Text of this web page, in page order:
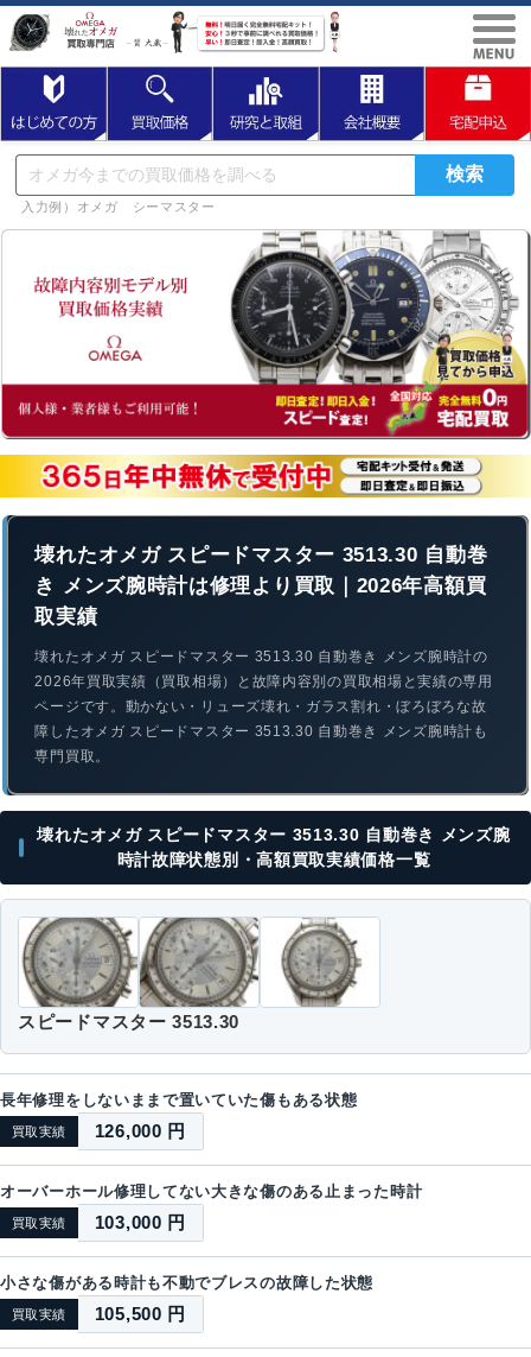
入力例）オメガ シーマスター
壊れたオメガ スピードマスター 3513.30 自動巻
き メンズ腕時計は修理より買取｜2026年高額買
取実績
壊れたオメガ スピードマスター 3513.30 自動巻き メンズ腕時計の
2026年買取実績（買取相場）と故障内容別の買取相場と実績の専用
ページです。動かない・リューズ壊れ・ガラス割れ・ぼろぼろな故
障したオメガ スピードマスター 3513.30 自動巻き メンズ腕時計も
専門買取。
壊れたオメガ スピードマスター 3513.30 自動巻き メンズ腕
時計故障状態別・高額買取実績価格一覧
スピードマスター 3513.30
長年修理をしないままで置いていた傷もある状態
買取実績 126,000 円
オーバーホール修理してない大きな傷のある止まった時計
買取実績 103,000 円
小さな傷がある時計も不動でブレスの故障した状態
買取実績 105,500 円